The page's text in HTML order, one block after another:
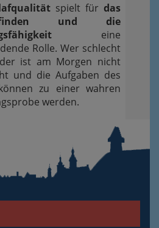
spielt für das
und die
eine
Rolle. Wer schlecht
ist am Morgen nicht
und die Aufgaben des
zu einer wahren
werden.